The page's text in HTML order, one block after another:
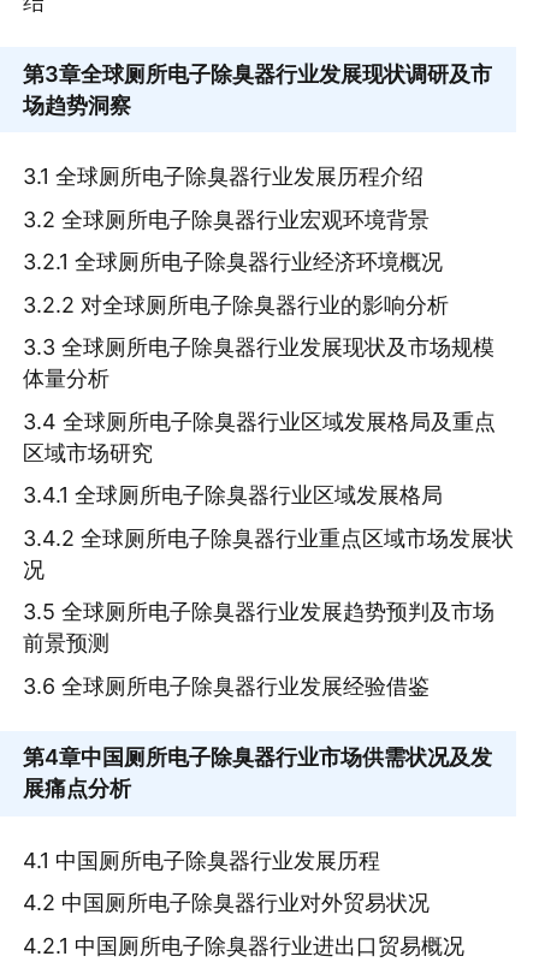
第3章全球厕所电子除臭器行业发展现状调研及市
场趋势洞察
3.1 全球厕所电子除臭器行业发展历程介绍
3.2 全球厕所电子除臭器行业宏观环境背景
3.2.1 全球厕所电子除臭器行业经济环境概况
3.2.2 对全球厕所电子除臭器行业的影响分析
3.3 全球厕所电子除臭器行业发展现状及市场规模
体量分析
3.4 全球厕所电子除臭器行业区域发展格局及重点
区域市场研究
3.4.1 全球厕所电子除臭器行业区域发展格局
3.4.2 全球厕所电子除臭器行业重点区域市场发展状
况
3.5 全球厕所电子除臭器行业发展趋势预判及市场
前景预测
3.6 全球厕所电子除臭器行业发展经验借鉴
第4章中国厕所电子除臭器行业市场供需状况及发
展痛点分析
4.1 中国厕所电子除臭器行业发展历程
4.2 中国厕所电子除臭器行业对外贸易状况
4.2.1 中国厕所电子除臭器行业进出口贸易概况